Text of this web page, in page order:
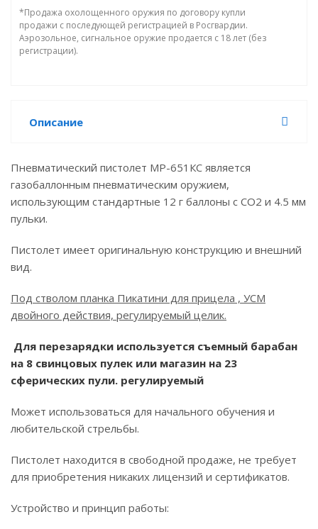
*Продажа охолощенного оружия по договору купли
продажи с последующей регистрацией в Росгвардии.
Аэрозольное, сигнальное оружие продается с 18 лет (без
регистрации).
Описание
Пневматический пистолет МР-651КС является
газобаллонным пневматическим оружием,
использующим стандартные 12 г баллоны с СО2 и 4.5 мм
пульки.
Пистолет имеет оригинальную конструкцию и внешний
вид.
Под стволом планка Пикатини для прицела , УСМ
двойного действия, регулируемый целик.
Для перезарядки используется съемный барабан
на 8 свинцовых пулек или магазин на 23
сферических пули. регулируемый
Может использоваться для начального обучения и
любительской стрельбы.
Пистолет находится в свободной продаже, не требует
для приобретения никаких лицензий и сертификатов.
Устройство и принцип работы: